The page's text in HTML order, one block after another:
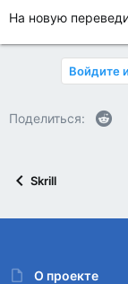
На новую
Войдите
Поделиться:
Skrill
О проекте